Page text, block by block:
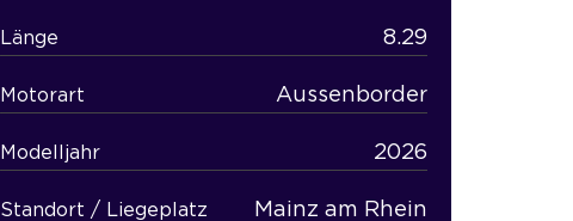
Länge 8.29
Motorart Aussenborder
Modelljahr 2026
Standort / Liegeplatz Mainz am Rhein